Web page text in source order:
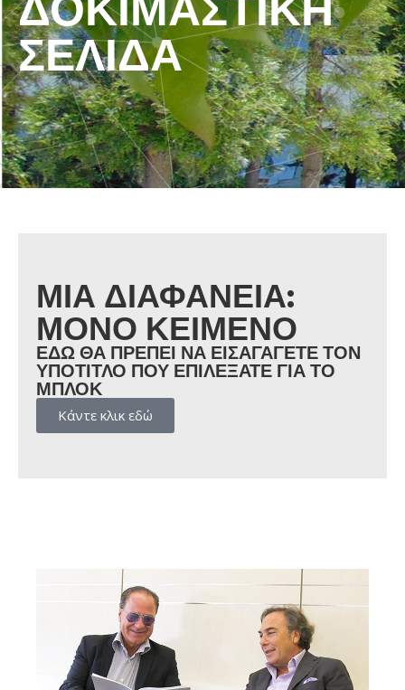
ΣΕΛΊΔΑ
ΜΊΑ ΔΙΑΦΆΝΕΙΑ:
ΜΌΝΟ ΚΕΊΜΕΝΟ
ΕΔΏ ΘΑ ΠΡΈΠΕΙ ΝΑ ΕΙΣΑΓΆΓΕΤΕ ΤΟΝ
ΥΠΌΤΙΤΛΟ ΠΟΥ ΕΠΙΛΈΞΑΤΕ ΓΙΑ ΤΟ
ΜΠΛΟΚ
Κάντε κλικ εδώ